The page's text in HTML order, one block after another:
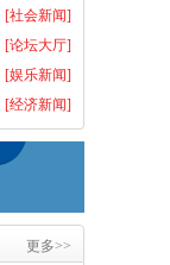
[社会新闻]
[论坛大厅]
[娱乐新闻]
[经济新闻]
更多>>